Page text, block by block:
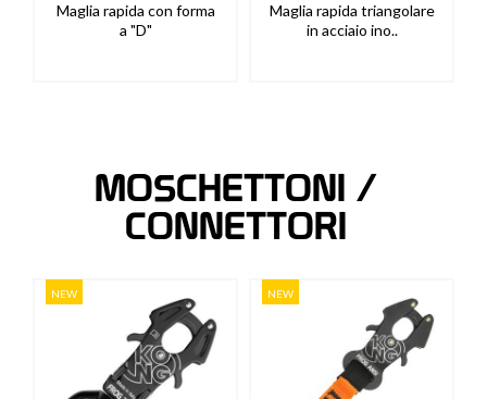
Maglia rapida con forma
a "D"
Maglia rapida triangolare
in acciaio ino..
MOSCHETTONI /
CONNETTORI
NEW NEW